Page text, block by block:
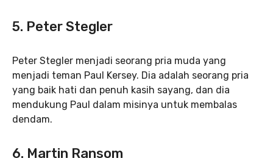
5. Peter Stegler
Peter Stegler menjadi seorang pria muda yang
menjadi teman Paul Kersey. Dia adalah seorang pria
yang baik hati dan penuh kasih sayang, dan dia
mendukung Paul dalam misinya untuk membalas
dendam.
6. Martin Ransom